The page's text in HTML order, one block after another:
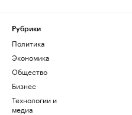
Рубрики
Политика
Экономика
Общество
Бизнес
Технологии и
медиа